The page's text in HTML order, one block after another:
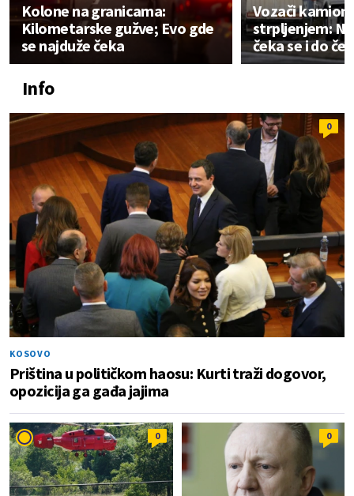
Kolone na granicama:
Kilometarske gužve; Evo gde
se najduže čeka
Vozači
strpljenjem:
čeka se i do
Info
0
KOSOVO
Priština u političkom haosu: Kurti traži dogovor,
opozicija ga gađa jajima
0 0